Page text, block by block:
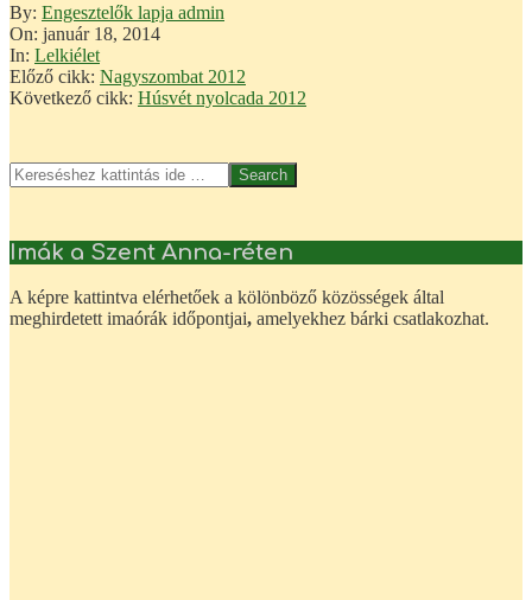
2014-
01-
18
By: Engesztelők lapja admin
On: január 18, 2014
In: Lelkiélet
Előző cikk: Nagyszombat 2012
Következő cikk: Húsvét nyolcada 2012
Search
Imák a Szent Anna-réten
A képre kattintva elérhetőek a kölönböző közösségek által
meghirdetett imaórák időpontjai, amelyekhez bárki csatlakozhat.